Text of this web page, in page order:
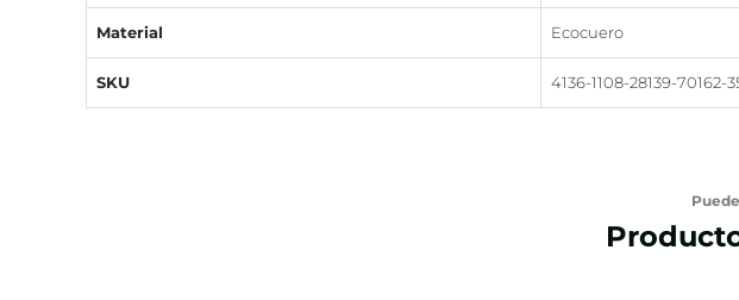
Material Ecocuero
SKU 4136-1108-28139-70162-